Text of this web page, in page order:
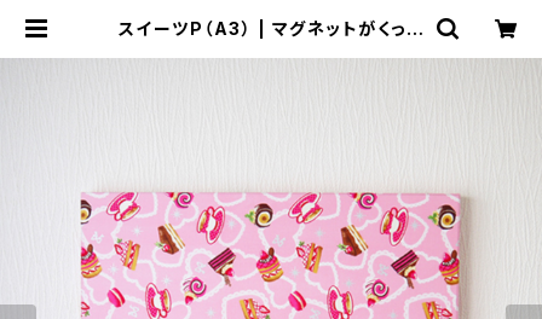
スイーツP（A3） | マグネットがくっつ